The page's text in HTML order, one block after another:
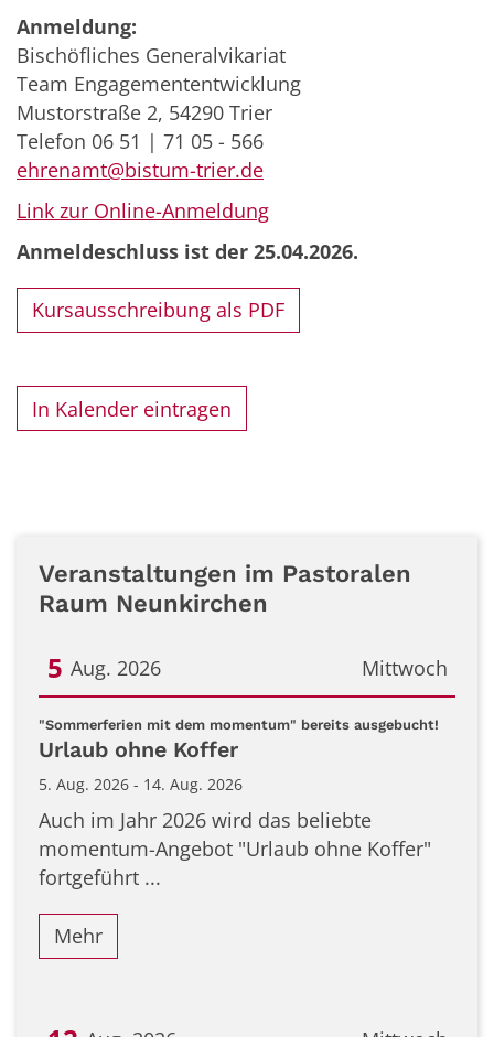
Anmeldung:
Bischöfliches Generalvikariat
Team Engagemententwicklung
Mustorstraße 2, 54290 Trier
Telefon 06 51 | 71 05 - 566
ehrenamt@bistum-trier.de
Link zur Online-Anmeldung
Anmeldeschluss ist der 25.04.2026.
Kursausschreibung als PDF
In Kalender eintragen
Veranstaltungen im Pastoralen
Raum Neunkirchen
Mittwoch
5 Aug. 2026
Datum: 5. August 2026
"Sommerferien mit dem momentum" bereits ausgebucht!
Urlaub ohne Koffer
5. Aug. 2026 - 14. Aug. 2026
Auch im Jahr 2026 wird das beliebte
momentum-Angebot "Urlaub ohne Koffer"
fortgeführt ...
Mehr